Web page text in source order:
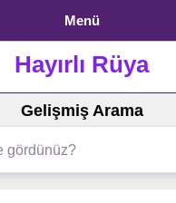
Menü
Hayırlı Rüya
Gelişmiş Arama